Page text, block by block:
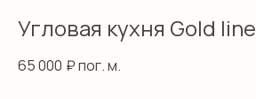
Угловая кухня Gold line
65 000 ₽ пог. м.